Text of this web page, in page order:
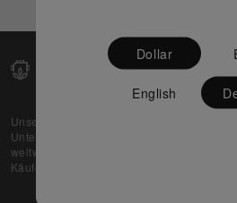
Unsere Web-Plattform unterstützt OEM- und
Unternehmen dabei, ihre überschüssigen
weltweit zu verkaufen und gleichzeitig den
Käufern beste Preise und Qualität zu bieten.
Partner
Dollar
English